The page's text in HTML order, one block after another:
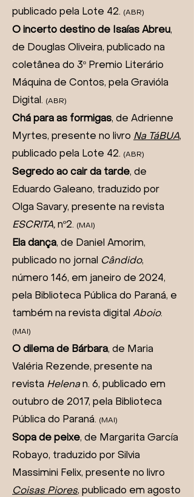
publicado pela Lote 42. (ABR)
O incerto destino de Isaías Abreu,
de Douglas Oliveira, publicado na
coletânea do 3º Premio Literário
Máquina de Contos, pela Gravióla
Digital. (ABR)
Chá para as formigas, de Adrienne
Myrtes, presente no livro Na TáBUA,
publicado pela Lote 42. (ABR)
Segredo ao cair da tarde, de
Eduardo Galeano, traduzido por
Olga Savary, presente na revista
ESCRITA, nº2. (MAI)
Ela dança, de Daniel Amorim,
publicado no jornal
Cândido,
número 146, em janeiro de 2024,
pela Biblioteca Pública do Paraná, e
também na revista digital Aboio.
(MAI)
O dilema de Bárbara, de Maria
Valéria Rezende, presente na
revista Helenan. 6, publicado em
outubro de 2017, pela Biblioteca
Pública do Paraná. (MAI)
Sopa de peixe, de Margarita García
Robayo, traduzido por Silvia
Massimini Felix, presente no livro
Coisas Piores, publicado em agosto